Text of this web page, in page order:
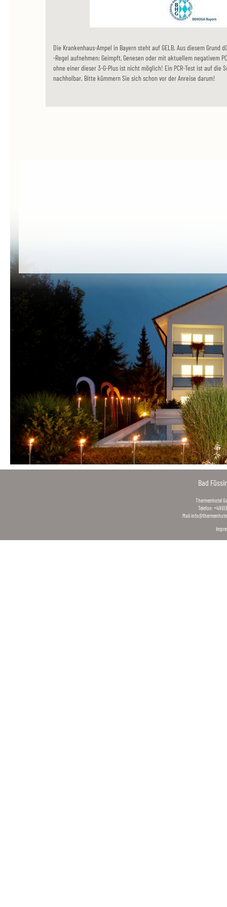
Die Krankenhaus-Ampel in Bayern steht auf GELB. Aus diesem Grund
-Regel aufnehmen: Geimpft, Genesen oder mit aktuellem negativem
ohne einer dieser 3-G-Plus ist nicht möglich! Ein PCR-Test ist auf die
nachholbar. Bitte kümmern Sie sich schon vor der Anreise darum!
Bad
Thermenhotel
Telefon: +49
Mail